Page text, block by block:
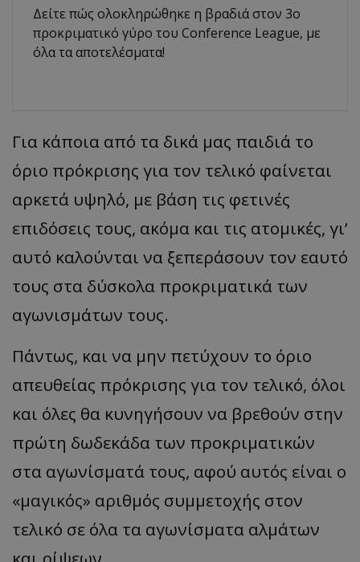
Δείτε πώς ολοκληρώθηκε η βραδιά στον 3ο
προκριματικό γύρο του Conference League, με
όλα τα αποτελέσματα!
Για κάποια από τα δικά μας παιδιά το
όριο πρόκρισης για τον τελικό φαίνεται
αρκετά υψηλό, με βάση τις φετινές
επιδόσεις τους, ακόμα και τις ατομικές, γι’
αυτό καλούνται να ξεπεράσουν τον εαυτό
τους στα δύσκολα προκριματικά των
αγωνισμάτων τους.
Πάντως, και να μην πετύχουν το όριο
απευθείας πρόκρισης για τον τελικό, όλοι
και όλες θα κυνηγήσουν να βρεθούν στην
πρώτη δωδεκάδα των προκριματικών
στα αγωνίσματά τους, αφού αυτός είναι ο
«μαγικός» αριθμός συμμετοχής στον
τελικό σε όλα τα αγωνίσματα αλμάτων